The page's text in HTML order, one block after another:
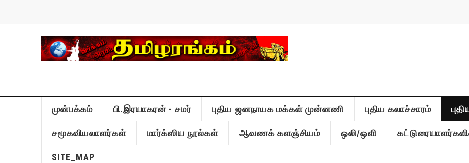
முன்பக்கம் பி.இரயாகரன் - சமர் புதிய ஜனநாயக மக்கள் முன்னணி புதிய கலாச்சாரம்
சமூகவியலாளர்கள் மார்க்ஸிய நூல்கள் ஆவணக் களஞ்சியம் ஒலி/ஒளி
SITE_MAP